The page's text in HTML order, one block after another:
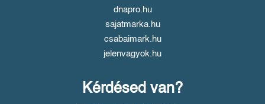
dnapro.hu
sajatmarka.hu
csabaimark.hu
jelenvagyok.hu
Kérdésed van?